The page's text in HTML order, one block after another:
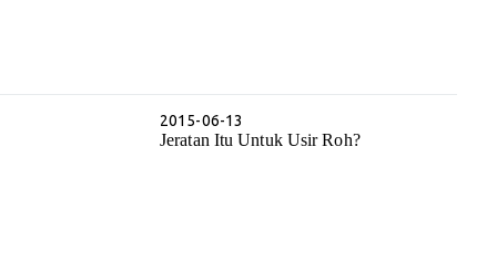
2015-06-13
Jeratan Itu Untuk Usir Roh?